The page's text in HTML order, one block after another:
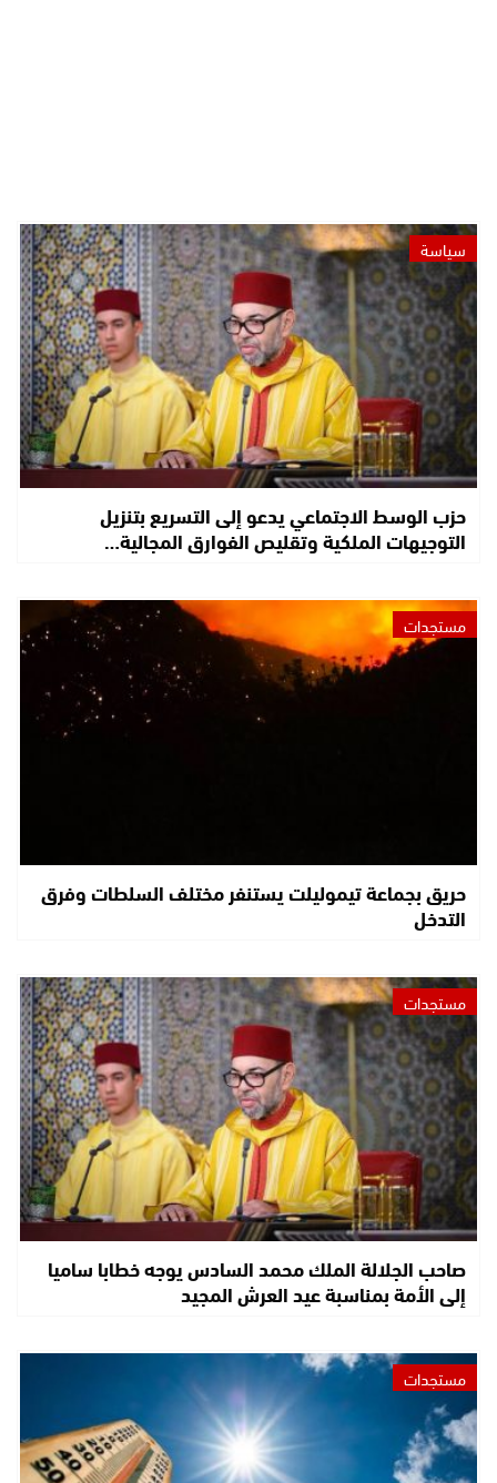
سياسة
حزب الوسط الاجتماعي يدعو إلى التسريع بتنزيل
التوجيهات الملكية وتقليص الفوارق المجالية…
مستجدات
حريق بجماعة تيموليلت يستنفر مختلف السلطات وفرق
التدخل
مستجدات
صاحب الجلالة الملك محمد السادس يوجه خطابا ساميا
إلى الأمة بمناسبة عيد العرش المجيد
مستجدات